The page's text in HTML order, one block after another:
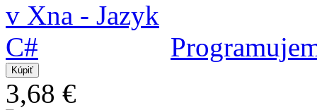
3,68 €